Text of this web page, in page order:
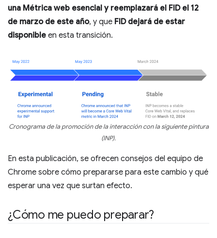
una Métrica web esencial y reemplazará el FID el 12
de marzo de este año, y que FID dejará de estar
disponible en esta transición.
Cronograma de la promoción de la interacción con la siguiente pintura
(INP).
En esta publicación, se ofrecen consejos del equipo de
Chrome sobre cómo prepararse para este cambio y qué
esperar una vez que surtan efecto.
¿Cómo me puedo preparar?